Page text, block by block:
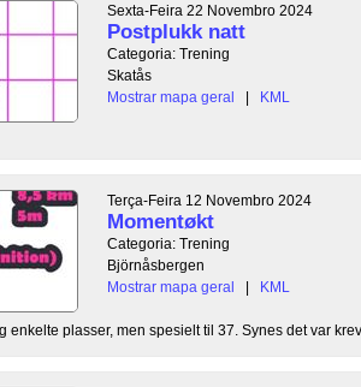
Sexta-Feira 22 Novembro 2024
Postplukk natt
Categoria: Trening
Skatås
Mostrar mapa geral
| KML
Terça-Feira 12 Novembro 2024
Momentøkt
Categoria: Trening
Björnåsbergen
Mostrar mapa geral
| KML
plasser, men spesielt til 37. Synes det var